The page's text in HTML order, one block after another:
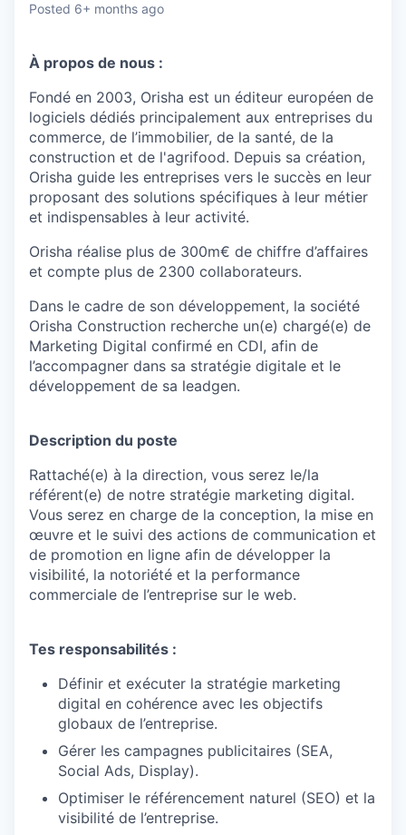
Posted 6+ months ago
À propos de nous :
Fondé en 2003, Orisha est un éditeur européen de
logiciels dédiés principalement aux entreprises du
commerce, de l’immobilier, de la santé, de la
construction et de l'agrifood. Depuis sa création,
Orisha guide les entreprises vers le succès en leur
proposant des solutions spécifiques à leur métier
et indispensables à leur activité.
Orisha réalise plus de 300m€ de chiffre d’affaires
et compte plus de 2300 collaborateurs.
Dans le cadre de son développement, la société
Orisha Construction recherche un(e) chargé(e) de
Marketing Digital confirmé en CDI, afin de
l’accompagner dans sa stratégie digitale et le
développement de sa leadgen.
Description du poste
Rattaché(e) à la direction, vous serez le/la
référent(e) de notre stratégie marketing digital.
Vous serez en charge de la conception, la mise en
œuvre et le suivi des actions de communication et
de promotion en ligne afin de développer la
visibilité, la notoriété et la performance
commerciale de l’entreprise sur le web.
Tes responsabilités :
Définir et exécuter la stratégie marketing
digital en cohérence avec les objectifs
globaux de l’entreprise.
Gérer les campagnes publicitaires (SEA,
Social Ads, Display).
Optimiser le référencement naturel (SEO) et la
visibilité de l’entreprise.